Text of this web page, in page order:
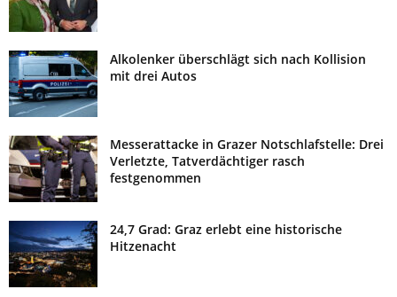
Alkolenker überschlägt sich nach Kollision
mit drei Autos
Messerattacke in Grazer Notschlafstelle: Drei
Verletzte, Tatverdächtiger rasch
festgenommen
24,7 Grad: Graz erlebt eine historische
Hitzenacht